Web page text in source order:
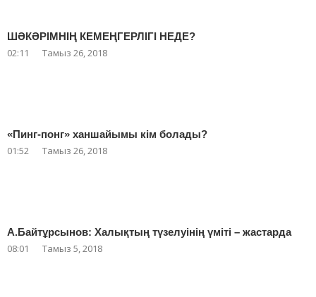
ШӘКӘРІМНІҢ КЕМЕҢГЕРЛІГІ НЕДЕ?
02:11 Тамыз 26, 2018
«Пинг-понг» ханшайымы кім болады?
01:52 Тамыз 26, 2018
А.Байтұрсынов: Халықтың түзелуінің үміті – жастарда
08:01 Тамыз 5, 2018